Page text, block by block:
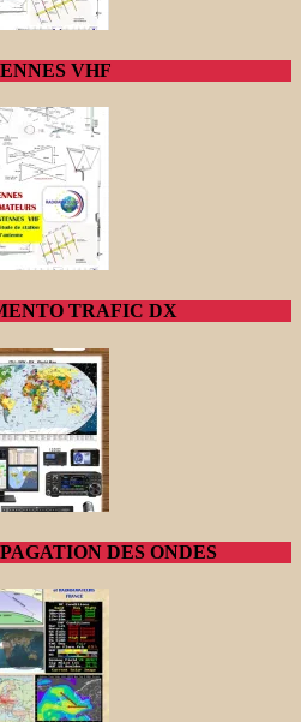
VHF
TRAFIC DX
DES ONDES